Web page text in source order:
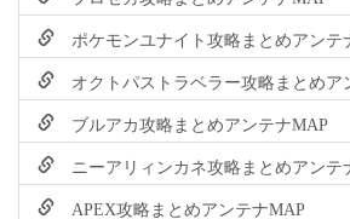
ポケモンユナイト攻略まとめアンテ
オクトパストラベラー攻略まとめア
ブルアカ攻略まとめアンテナMAP
ニーアリィンカネ攻略まとめアンテ
APEX攻略まとめアンテナMAP